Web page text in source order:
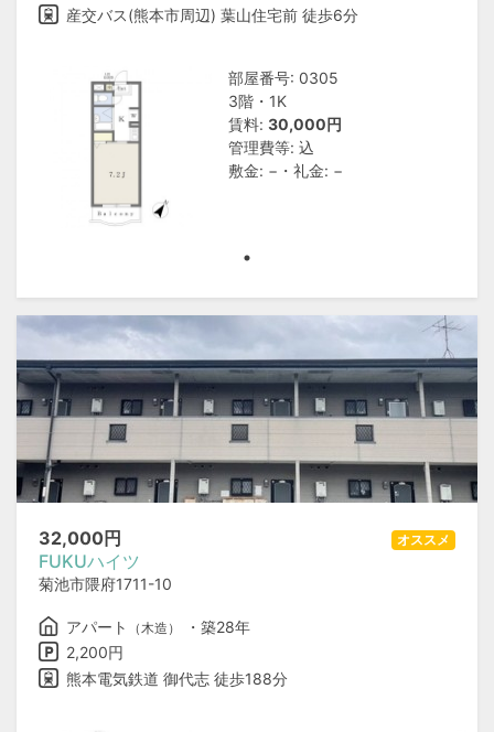
産交バス(熊本市周辺) 葉山住宅前 徒歩6分
部屋番号: 0305
3階・1K
賃料: 30,000円
管理費等: 込
敷金: −・礼金: −
32,000円
FUKUハイツ
菊池市隈府1711-10
オススメ
アパート （木造）
・築28年
2,200円
熊本電気鉄道 御代志 徒歩188分